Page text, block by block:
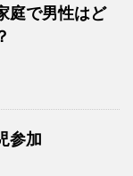
庭で男性はど
参加